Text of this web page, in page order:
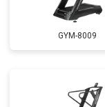
GYM-8009